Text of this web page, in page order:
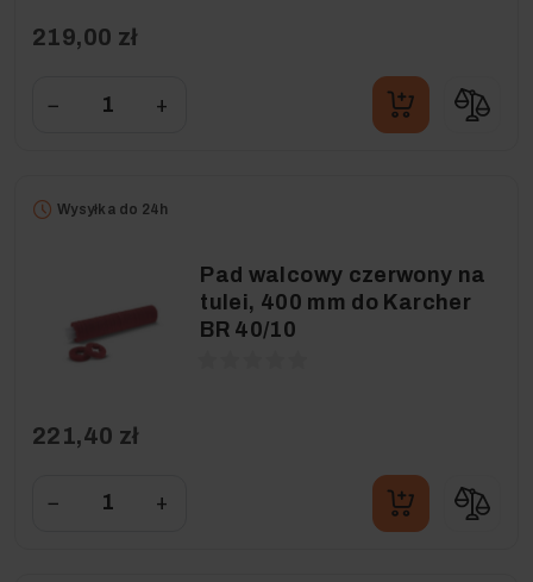
219,00 zł
− +
Wysyłka do 24h
Pad walcowy czerwony na
tulei, 400 mm do Karcher
BR 40/10
221,40 zł
− +